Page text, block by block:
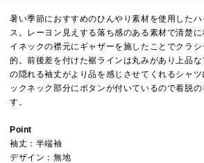
暑い季節におすすめのひんやり素材を使用した
ス。レーヨン見えする落ち感のある素材で清楚
イネックの襟元にギャザーを施したことでクラ
的。前後差を付けた裾ラインは丸みがあり上品
の隠れる袖丈がより品を感じさせてくれるシャ
ックネック部分にボタンが付いているので着脱
す。
Point
袖丈：半端袖
デザイン：無地